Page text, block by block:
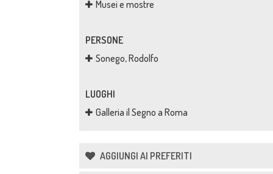
Musei e mostre
PERSONE
Sonego, Rodolfo
LUOGHI
Galleria il Segno a Roma
AGGIUNGI AI PREFERITI